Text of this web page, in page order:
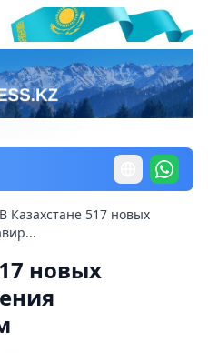
В Казахстане 517 новых
новых